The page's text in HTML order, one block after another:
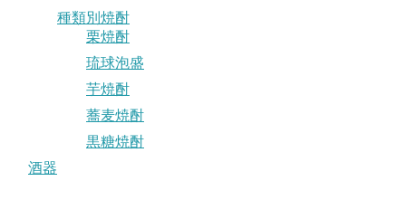
種類別焼酎
栗焼酎
琉球泡盛
芋焼酎
蕎麦焼酎
黒糖焼酎
酒器